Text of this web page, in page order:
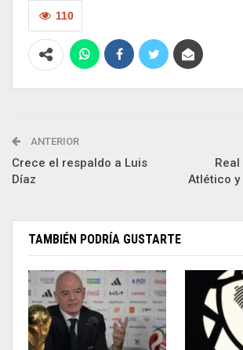
110
ANTERIOR
Crece el respaldo a Luis
Díaz
Atlético y
TAMBIÉN PODRÍA GUSTARTE